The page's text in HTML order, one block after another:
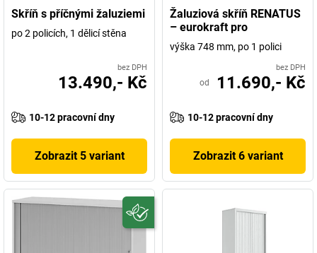
Skříň s příčnými žaluziemi
po 2 policích, 1 dělicí stěna
bez DPH
13.490,- Kč
10-12 pracovní dny
Zobrazit 5 variant
Žaluziová skříň RENATUS
– eurokraft pro
výška 748 mm, po 1 polici
bez DPH
od 11.690,- Kč
10-12 pracovní dny
Zobrazit 6 variant